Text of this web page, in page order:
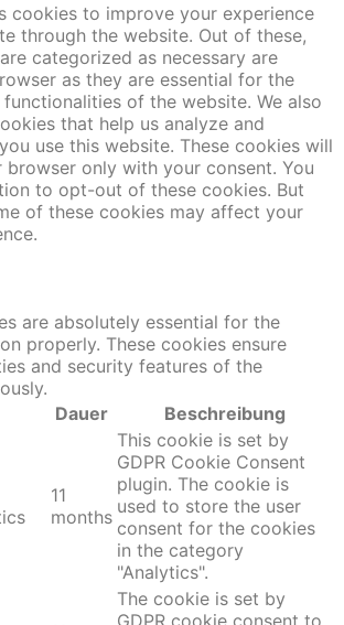
cookies to improve your experience
through the website. Out of these,
categorized as necessary are
as they are essential for the
of the website. We also
that help us analyze and
use this website. These cookies will
browser only with your consent. You
to opt-out of these cookies. But
of these cookies may affect your
are absolutely essential for the
properly. These cookies ensure
and security features of the
Dauer Beschreibung
11
months
This cookie is set by
GDPR Cookie Consent
plugin. The cookie is
used to store the user
consent for the cookies
in the category
"Analytics".
The cookie is set by
GDPR cookie consent to